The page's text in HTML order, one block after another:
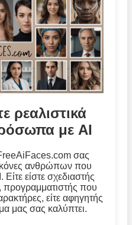
ρεαλιστικά
με AI
σας
ανθρώπων που
είστε σχεδιαστής
που
είτε αφηγητής
μας σας καλύπτει.